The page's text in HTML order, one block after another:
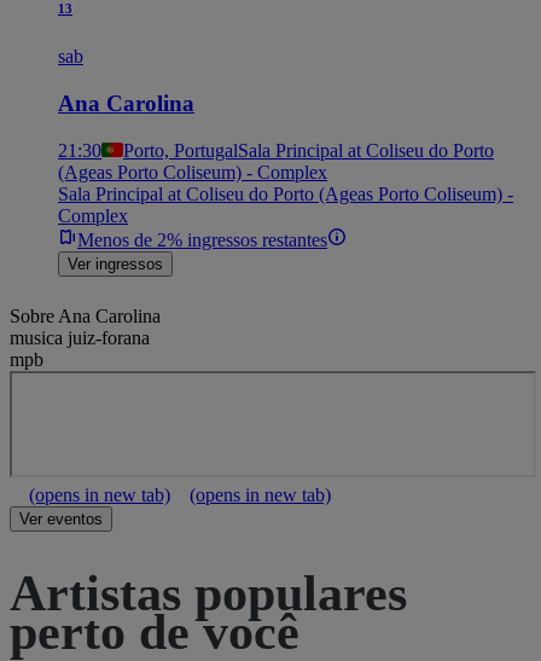
13
sab
Ana Carolina
21:30 Porto, PortugalSala Principal at Coliseu do Porto
(Ageas Porto Coliseum) - Complex
Sala Principal at Coliseu do Porto (Ageas Porto Coliseum) -
Complex
Menos de 2% ingressos restantes
Ver ingressos
Sobre Ana Carolina
musica juiz-forana
mpb
(opens in new tab) (opens in new tab)
Ver eventos
Artistas populares
perto de você